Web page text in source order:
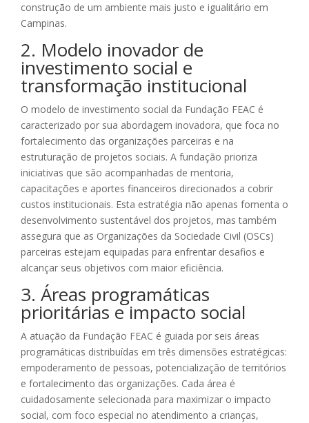
construção de um ambiente mais justo e igualitário em
Campinas.
2. Modelo inovador de
investimento social e
transformação institucional
O modelo de investimento social da Fundação FEAC é
caracterizado por sua abordagem inovadora, que foca no
fortalecimento das organizações parceiras e na
estruturação de projetos sociais. A fundação prioriza
iniciativas que são acompanhadas de mentoria,
capacitações e aportes financeiros direcionados a cobrir
custos institucionais. Esta estratégia não apenas fomenta o
desenvolvimento sustentável dos projetos, mas também
assegura que as Organizações da Sociedade Civil (OSCs)
parceiras estejam equipadas para enfrentar desafios e
alcançar seus objetivos com maior eficiência.
3. Áreas programáticas
prioritárias e impacto social
A atuação da Fundação FEAC é guiada por seis áreas
programáticas distribuídas em três dimensões estratégicas:
empoderamento de pessoas, potencialização de territórios
e fortalecimento das organizações. Cada área é
cuidadosamente selecionada para maximizar o impacto
social, com foco especial no atendimento a crianças,